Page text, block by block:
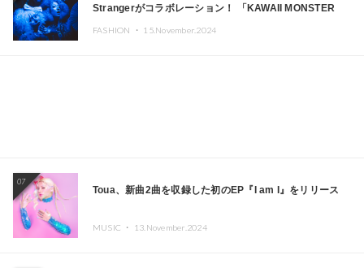
Strangerがコラボレーション！ 「KAWAII MONSTER
FASHION ・ 15.November.2024
07
Toua、新曲2曲を収録した初のEP『I am I』をリリース
MUSIC ・ 13.November.2024